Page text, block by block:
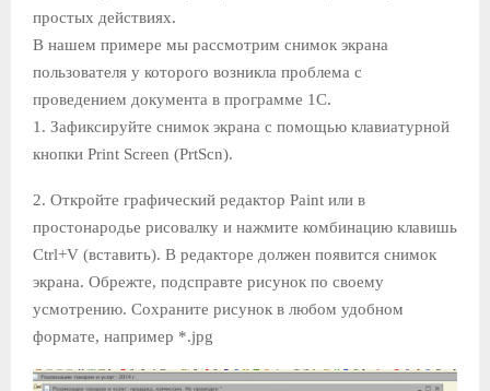
М
Е
Н
простых действиях.
В нашем примере мы рассмотрим снимок экрана
пользователя у которого возникла проблема с
проведением документа в программе 1С.
1. Зафиксируйте снимок экрана с помощью клавиатурной
кнопки Print Screen (PrtScn).
2. Откройте графический редактор Paint или в
простонародье рисовалку и нажмите комбинацию клавишь
Сtrl+V (вставить). В редакторе должен появится снимок
экрана. Обрежте, подсправте рисунок по своему
усмотрению. Сохраните рисунок в любом удобном
формате, например *.jpg